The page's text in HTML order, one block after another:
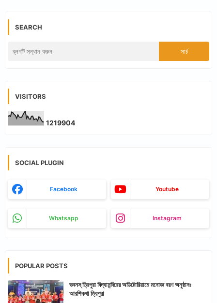
SEARCH
VISITORS
1219904
SOCIAL PLUGIN
Facebook Youtube
Whatsapp Instagram
POPULAR POSTS
ভবনস্ ত্রিপুরা বিদ্যামন্দিরের অডিটোরিয়ামে মনোজ্ঞ বরণ অনুষ্ঠানঃ
আরশিকথা ত্রিপুরা